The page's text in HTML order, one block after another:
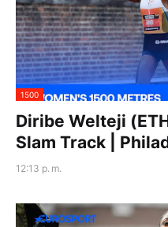
1500
Diribe Welteji
Slam Track |
12:13 p. m.